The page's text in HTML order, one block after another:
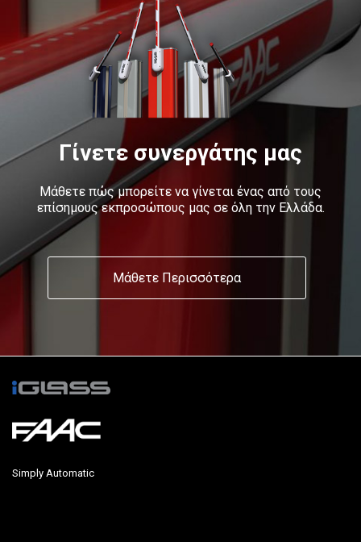
Γίνετε συνεργάτης μας
Μάθετε πώς μπορείτε να γίνεται ένας από τους
επίσημους εκπροσώπους μας σε όλη την Ελλάδα.
Μάθετε Περισσότερα
Simply Automatic